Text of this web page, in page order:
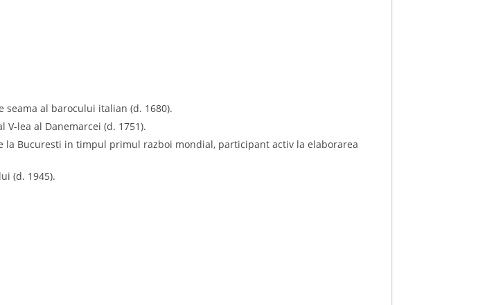
al barocului italian (d. 1680).
V-lea al Danemarcei (d. 1751).
Bucuresti in timpul primul razboi mondial, participant activ la elaborarea
(d. 1945).